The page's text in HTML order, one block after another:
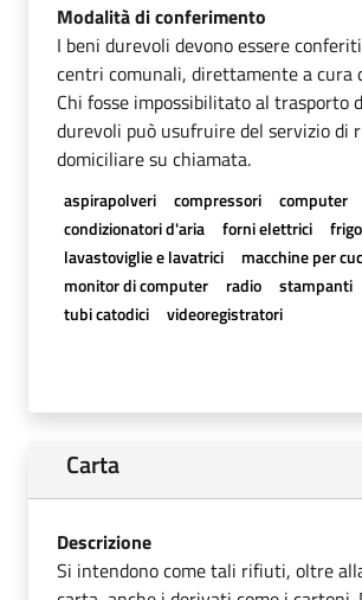
Modalità di conferimento
I beni durevoli devono essere
centri comunali, direttamente a cura
Chi fosse impossibilitato al trasporto
durevoli può usufruire del servizio di
domiciliare su chiamata.
aspirapolveri compressori
computer
condizionatori d'aria
forni elettrici
lavastoviglie e lavatrici
macchine per
monitor di computer
radio stampanti
tubi catodici
videoregistratori
Carta
Descrizione
Si intendono come tali rifiuti, oltre